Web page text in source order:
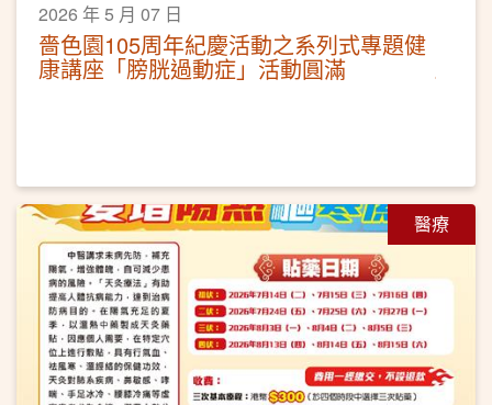
2026 年 5 月 07 日
嗇色園105周年紀慶活動之系列式專題健
康講座「膀胱過動症」活動圓滿
醫療